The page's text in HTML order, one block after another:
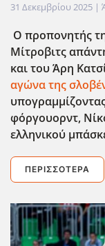
31 Δεκεμβρίου 2025 |
Ο προπονητής
Μίτροβιτς
και του Άρη
αγώνα της
φόργουορντ,
ελληνικού
ΠΕΡΙΣΣΌΤΕΡΑ